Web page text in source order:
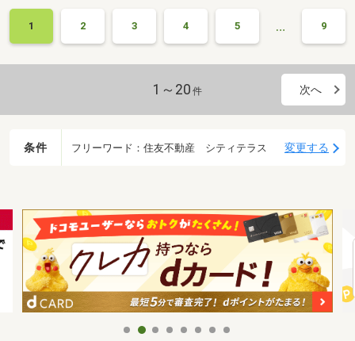
1 2 3 4 5 … 9
1～20 件 次へ
条件 フリーワード：住友不動産 シティテラス 変更する